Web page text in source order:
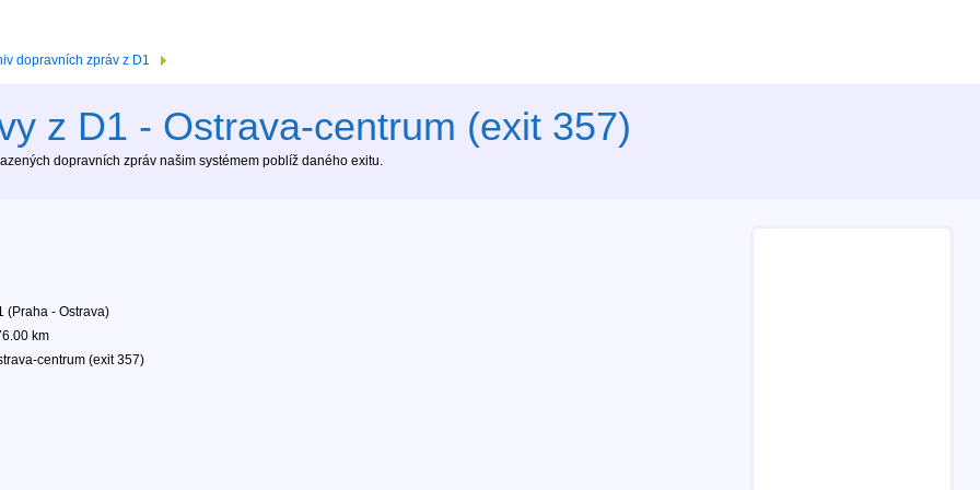
dopravních zpráv z D1
z D1 - Ostrava-centrum (exit 357)
dopravních zpráv našim systémem poblíž daného exitu.
(Praha - Ostrava)
km
centrum (exit 357)